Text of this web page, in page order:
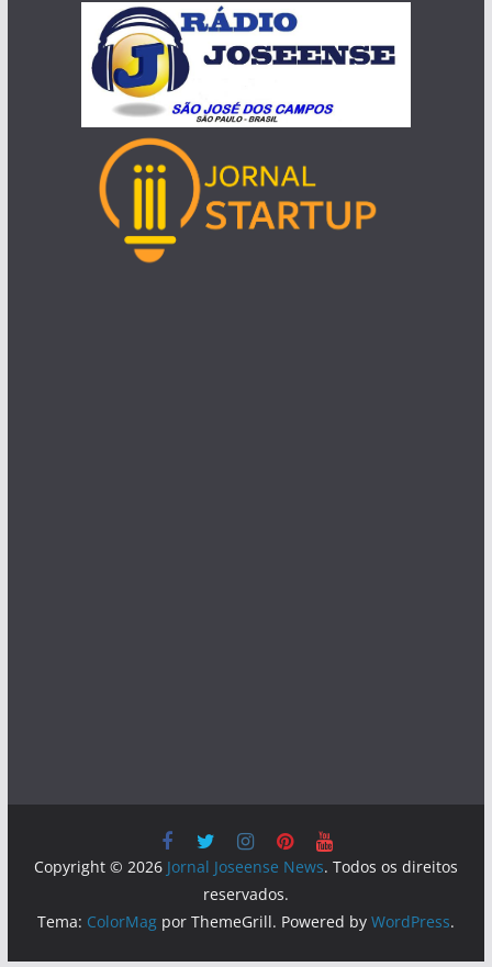
Copyright © 2026 Jornal Joseense News. Todos os direitos
reservados.
Tema: ColorMagpor ThemeGrill. Powered by WordPress.